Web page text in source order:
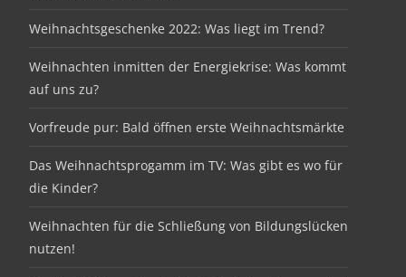
Weihnachtsgeschenke 2022: Was liegt im Trend?
Weihnachten inmitten der Energiekrise: Was kommt
auf uns zu?
Vorfreude pur: Bald öffnen erste Weihnachtsmärkte
Das Weihnachtsprogamm im TV: Was gibt es wo für
die Kinder?
Weihnachten für die Schließung von Bildungslücken
nutzen!